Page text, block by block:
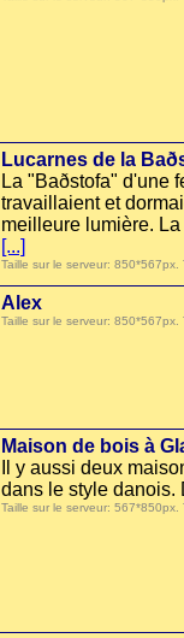
Lucarnes de la
La "Baðstofa" d'une
travaillaient et
meilleure lumière.
[...]
Taille sur le serveur:
Alex
Taille sur le serveur:
Maison de bois à
Il y aussi deux
dans le style danois.
Taille sur le serveur: